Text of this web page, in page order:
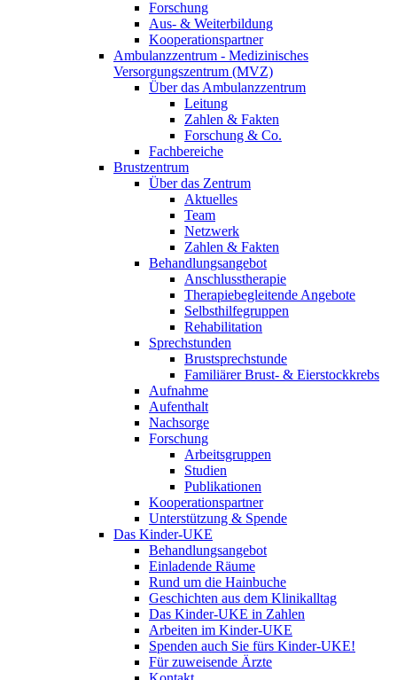
Forschung
Aus- & Weiterbildung
Kooperationspartner
Ambulanzzentrum - Medizinisches
Versorgungszentrum (MVZ)
Über das Ambulanzzentrum
Leitung
Zahlen & Fakten
Forschung & Co.
Fachbereiche
Brustzentrum
Über das Zentrum
Aktuelles
Team
Netzwerk
Zahlen & Fakten
Behandlungsangebot
Anschlusstherapie
Therapiebegleitende Angebote
Selbsthilfegruppen
Rehabilitation
Sprechstunden
Brustsprechstunde
Familiärer Brust- & Eierstockkrebs
Aufnahme
Aufenthalt
Nachsorge
Forschung
Arbeitsgruppen
Studien
Publikationen
Kooperationspartner
Unterstützung & Spende
Das Kinder-UKE
Behandlungsangebot
Einladende Räume
Rund um die Hainbuche
Geschichten aus dem Klinikalltag
Das Kinder-UKE in Zahlen
Arbeiten im Kinder-UKE
Spenden auch Sie fürs Kinder-UKE!
Für zuweisende Ärzte